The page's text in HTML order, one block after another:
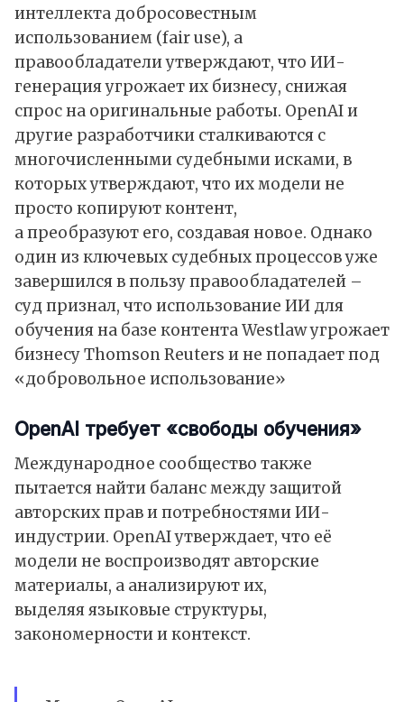
интеллекта добросовестным
использованием (fair use), а
правообладатели утверждают, что ИИ-
генерация угрожает их бизнесу, снижая
спрос на оригинальные работы. OpenAI и
другие разработчики сталкиваются с
многочисленными судебными исками, в
которых утверждают, что их модели не
просто копируют контент,
а преобразуют его, создавая новое. Однако
один из ключевых судебных процессов уже
завершился в пользу правообладателей –
суд признал, что использование ИИ для
обучения на базе контента Westlaw угрожает
бизнесу Thomson Reuters и не попадает под
«добровольное использование»
OpenAI требует «свободы обучения»
Международное сообщество также
пытается найти баланс между защитой
авторских прав и потребностями ИИ-
индустрии. OpenAIутверждает, что её
модели не воспроизводят авторские
материалы, а анализируют их,
выделяя языковые структуры,
закономерности и контекст.